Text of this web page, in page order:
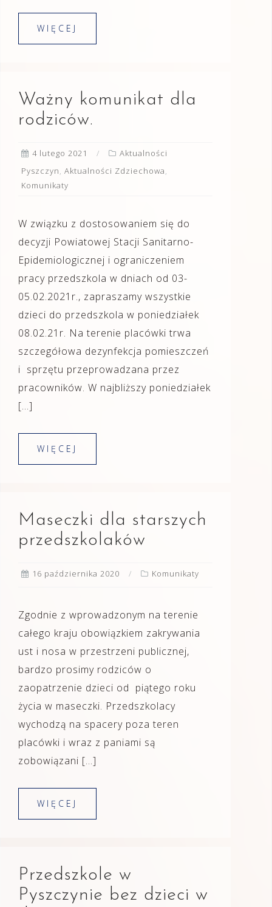
WIĘCEJ
Ważny komunikat dla
rodziców.
4 lutego 2021
Aktualności
Pyszczyn, Aktualności Zdziechowa,
Komunikaty
W związku z dostosowaniem się do
decyzji Powiatowej Stacji Sanitarno-
Epidemiologicznej i ograniczeniem
pracy przedszkola w dniach od 03-
05.02.2021r., zapraszamy wszystkie
dzieci do przedszkola w poniedziałek
08.02.21r. Na terenie placówki trwa
szczegółowa dezynfekcja pomieszczeń
i sprzętu przeprowadzana przez
pracowników. W najbliższy poniedziałek
[…]
WIĘCEJ
Maseczki dla starszych
przedszkolaków
16 października 2020 Komunikaty
Zgodnie z wprowadzonym na terenie
całego kraju obowiązkiem zakrywania
ust i nosa w przestrzeni publicznej,
bardzo prosimy rodziców o
zaopatrzenie dzieci od piątego roku
życia w maseczki. Przedszkolacy
wychodzą na spacery poza teren
placówki i wraz z paniami są
zobowiązani […]
WIĘCEJ
Przedszkole w
Pyszczynie bez dzieci w